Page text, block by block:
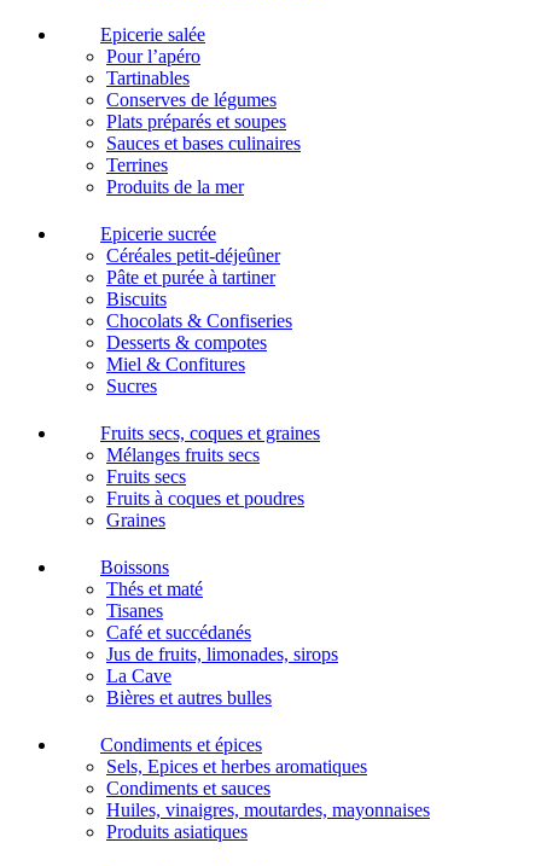
Epicerie salée
Pour l’apéro
Tartinables
Conserves de légumes
Plats préparés et soupes
Sauces et bases culinaires
Terrines
Produits de la mer
Epicerie sucrée
Céréales petit-déjeûner
Pâte et purée à tartiner
Biscuits
Chocolats & Confiseries
Desserts & compotes
Miel & Confitures
Sucres
Fruits secs, coques et graines
Mélanges fruits secs
Fruits secs
Fruits à coques et poudres
Graines
Boissons
Thés et maté
Tisanes
Café et succédanés
Jus de fruits, limonades, sirops
La Cave
Bières et autres bulles
Condiments et épices
Sels, Epices et herbes aromatiques
Condiments et sauces
Huiles, vinaigres, moutardes, mayonnaises
Produits asiatiques